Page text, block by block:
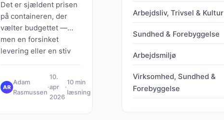
Det er sjældent prisen
på containeren, der
vælter budgettet —
men en forsinket
levering eller en stiv
vælte hele tidsplanen.
I denne…
AR
Adam
Rasmussen
·
10.
apr
2026
·
10 min
læsning
Arbejdsliv, Trivsel & Kultur
Sundhed & Forebyggelse
Arbejdsmiljø
Virksomhed, Sundhed &
Forebyggelse